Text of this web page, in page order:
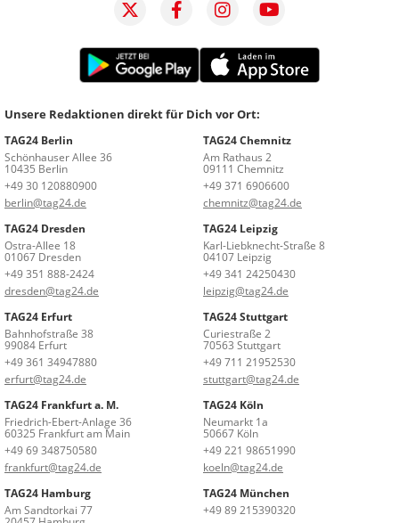
Unsere Redaktionen direkt für Dich vor Ort:
TAG24 Berlin
Schönhauser Allee 36
10435 Berlin
+49 30 120880900
berlin@tag24.de
TAG24 Chemnitz
Am Rathaus 2
09111 Chemnitz
+49 371 6906600
chemnitz@tag24.de
TAG24 Dresden
Ostra-Allee 18
01067 Dresden
+49 351 888-2424
dresden@tag24.de
TAG24 Leipzig
Karl-Liebknecht-Straße 8
04107 Leipzig
+49 341 24250430
leipzig@tag24.de
TAG24 Erfurt
Bahnhofstraße 38
99084 Erfurt
+49 361 34947880
erfurt@tag24.de
TAG24 Stuttgart
Curiestraße 2
70563 Stuttgart
+49 711 21952530
stuttgart@tag24.de
TAG24 Frankfurt a. M.
Friedrich-Ebert-Anlage 36
60325 Frankfurt am Main
+49 69 348750580
frankfurt@tag24.de
TAG24 Köln
Neumarkt 1a
50667 Köln
+49 221 98651990
koeln@tag24.de
TAG24 Hamburg
Am Sandtorkai 77
TAG24 München
+49 89 215390320